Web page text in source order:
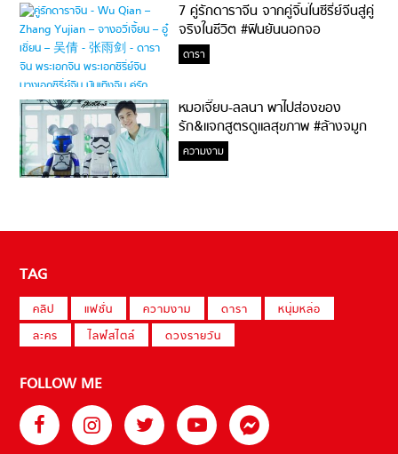
7 คู่รักดาราจีน จากคู่จิ้นในซีรี่ย์จีนสู่คู่
จริงในชีวิต #ฟินยันนอกจอ
ดารา
หมอเจี๊ยบ-ลลนา พาไปส่องของ
รัก&แจกสูตรดูแลสุขภาพ #ล้างจมูก
ไม่ยากจะสอนให้
ความงาม
TAG
คลิป แฟชั่น ความงาม ดารา
หนุ่มหล่อ
ละคร
ไลฟ์สไตล์ ดวงรายวัน
FOLLOW ME